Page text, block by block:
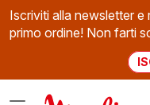
Iscriviti alla newsletter
primo ordine! Non farti